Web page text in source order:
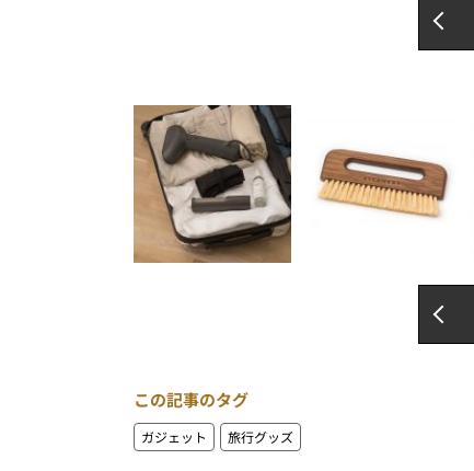
この記事のタグ
ガジェット 旅行グッズ